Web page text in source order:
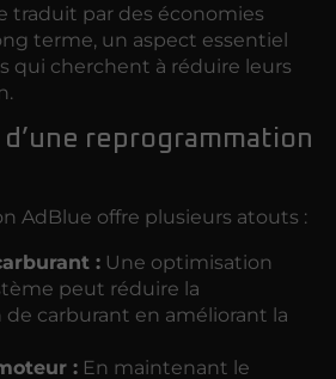
traduit par des économies
terme, un aspect essentiel
qui cherchent à réduire leurs
reprogrammation
AdBlue offre plusieurs atouts :
:Une optimisation
peut réduire la
carburant en améliorant la
:En maintenant le